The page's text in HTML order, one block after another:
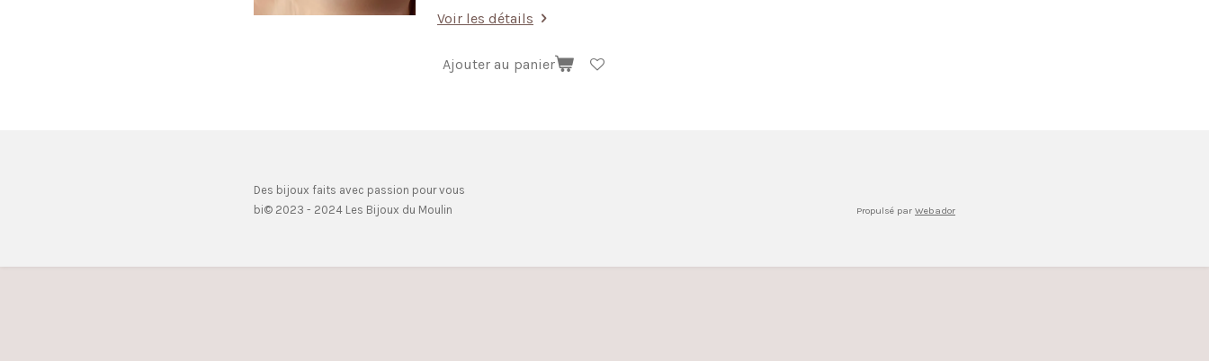
Voir les détails
Ajouter au panier
Des bijoux faits avec passion pour vous
bi© 2023 - 2024 Les Bijoux du Moulin
Propulsé par Webador